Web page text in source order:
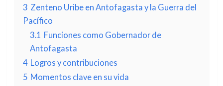
3 Zenteno Uribe en Antofagasta y la Guerra del
Pacífico
3.1 Funciones como Gobernador de
Antofagasta
4 Logros y contribuciones
5 Momentos clave en su vida